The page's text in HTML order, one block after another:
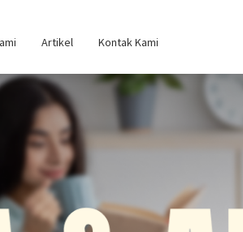
Artikel Kontak Kami